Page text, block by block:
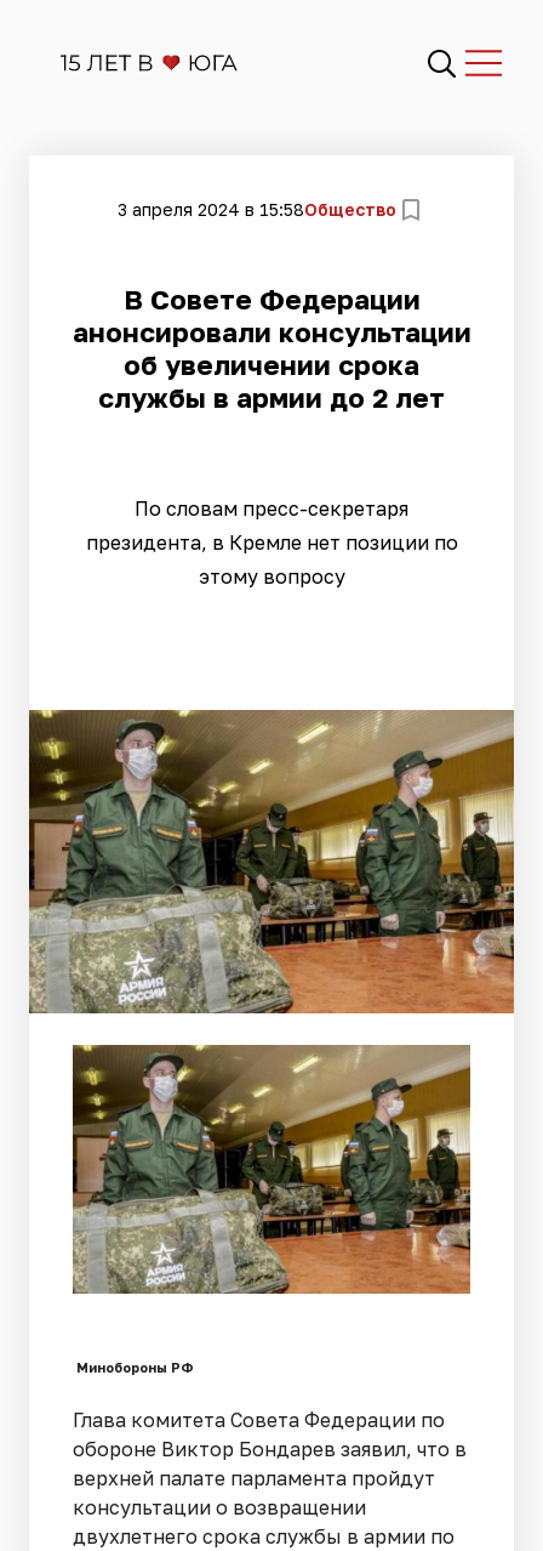
3 апреля 2024 в 15:58Общество
В Совете Федерации
анонсировали консультации
об увеличении срока
службы в армии до 2 лет
По словам пресс-секретаря
президента, в Кремле нет позиции по
этому вопросу
Минобороны РФ
Глава комитета Совета Федерации по
обороне Виктор Бондарев заявил, что в
верхней палате парламента пройдут
консультации о возвращении
двухлетнего срока службы в армии по